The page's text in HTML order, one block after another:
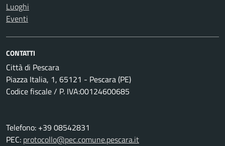
Luoghi
Eventi
CONTATTI
Città di Pescara
Piazza Italia, 1, 65121 - Pescara (PE)
Codice fiscale / P. IVA:00124600685
Telefono: +39 08542831
PEC: protocollo@pec.comune.pescara.it